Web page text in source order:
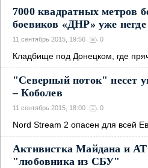
7000 квадратных метров
боевиков «ДНР» уже
11 сентябрь 2015, 19:56 0
Кладбище под Донецком, где
"Северный поток" несет
– Коболев
11 сентябрь 2015, 18:00 0
Nord Stream 2 опасен для всей
Активистка Майдана и
"любовника из СБУ"